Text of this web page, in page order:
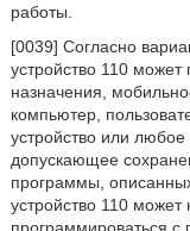
работы.
[0039] Согласно
устройство 110
назначения,
компьютер,
устройство или любое
допускающее
программы,
устройство 110 может